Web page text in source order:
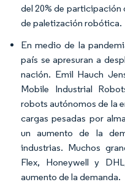
del 20% de participación
de paletización robótica.
En medio de la
país se apresuran a
nación. Emil Hauch
Mobile Industrial
robots autónomos de la
cargas pesadas por
un aumento de la
industrias. Muchos
Flex, Honeywell y
aumento de la demanda.